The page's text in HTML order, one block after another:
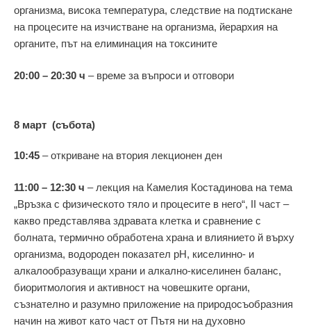
организма, висока температура, следствие на подтискане
на процесите на изчистване на организма, йерархия на
органите, път на елиминация на токсините
20:00 – 20:30 ч – време за въпроси и отговори
8 март (събота)
10:45 – откриване на втория лекционен ден
11:00 – 12:30 ч – лекция на Камелия Костадинова на тема
„Връзка с физическото тяло и процесите в него“, II част –
какво представлява здравата клетка и сравнение с
болната, термично обработена храна и влиянието й върху
организма, водороден показател pH, киселинно- и
алкалообразуващи храни и алкално-киселинен баланс,
биоритмология и активност на човешките органи,
съзнателно и разумно приложение на природосъобразния
начин на живот като част от Пътя ни на духовно